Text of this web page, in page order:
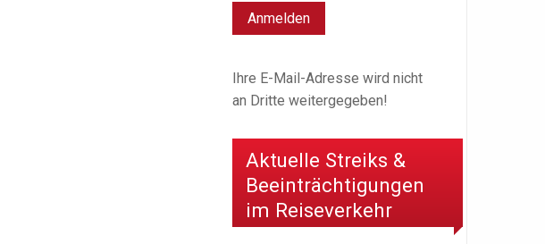
Ihre E-Mail-Adresse wird nicht
an Dritte weitergegeben!
Aktuelle Streiks &
Beeinträchtigungen
im Reiseverkehr